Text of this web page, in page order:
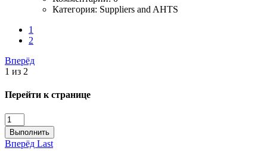
Категория: Suppliers and AHTS
1
2
Вперёд
1 из 2
Перейти к странице
Выполнить
Вперёд Last